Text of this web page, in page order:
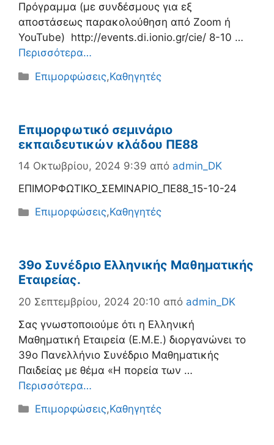
Πρόγραμμα (με συνδέσμους για εξ
αποστάσεως παρακολούθηση από Zoom ή
YouTube) http://events.di.ionio.gr/cie/ 8-10 …
Περισσότερα…
Κατηγορίες
Επιμορφώσεις,Καθηγητές
Επιμορφωτικό σεμινάριο
εκπαιδευτικών κλάδου ΠΕ88
14 Οκτωβρίου, 2024 9:39 από admin_DK
ΕΠΙΜΟΡΦΩΤΙΚΟ_ΣΕΜΙΝΑΡΙΟ_ΠΕ88_15-10-24
Κατηγορίες
Επιμορφώσεις,Καθηγητές
39o Συνέδριο Ελληνικής Μαθηματικής
Εταιρείας.
20 Σεπτεμβρίου, 2024 20:10 από admin_DK
Σας γνωστοποιούμε ότι η Ελληνική
Μαθηματική Εταιρεία (Ε.Μ.Ε.) διοργανώνει το
39ο Πανελλήνιο Συνέδριο Μαθηματικής
Παιδείας με θέμα «Η πορεία των …
Περισσότερα…
Κατηγορίες
Επιμορφώσεις,Καθηγητές